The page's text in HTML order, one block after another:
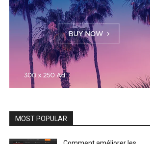
MOST POPULAR